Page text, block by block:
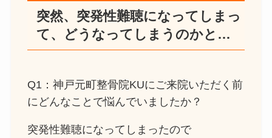
突然、突発性難聴になってしまっ
て、どうなってしまうのかと…
Q1：神戸元町整骨院KUにご来院いただく前
にどんなことで悩んでいましたか？
突発性難聴になってしまったので